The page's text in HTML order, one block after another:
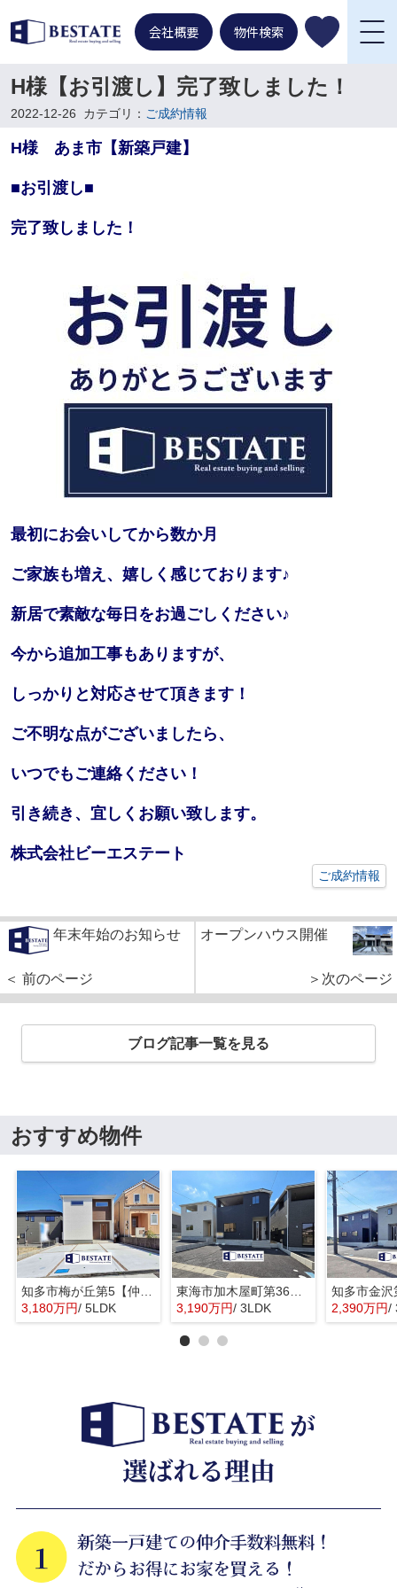
会社概要 物件検索
H様【お引渡し】完了致しました！
2022-12-26 カテゴリ： ご成約情報
H様 あま市【新築戸建】
■お引渡し■
完了致しました！
最初にお会いしてから数か月
ご家族も増え、嬉しく感じております♪
新居で素敵な毎日をお過ごしください♪
今から追加工事もありますが、
しっかりと対応させて頂きます！
ご不明な点がございましたら、
いつでもご連絡ください！
引き続き、宜しくお願い致します。
株式会社ビーエステート
ご成約情報
年末年始のお知らせ
＜ 前のページ
オープンハウス開催
＞次のページ
ブログ記事一覧を見る
おすすめ物件
3,180万円/ 5LDK
3,190万円/ 3LDK 2,390万円/